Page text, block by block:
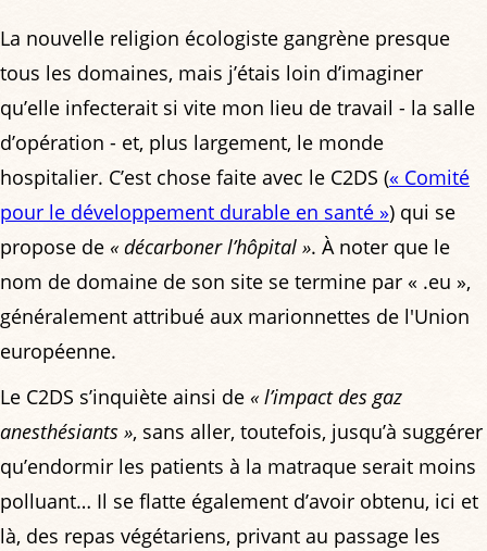
La nouvelle religion écologiste gangrène presque
tous les domaines, mais j’étais loin d’imaginer
qu’elle infecterait si vite mon lieu de travail - la salle
d’opération - et, plus largement, le monde
hospitalier. C’est chose faite avec le C2DS (« Comité
pour le développement durable en santé ») qui se
propose de « décarboner l’hôpital ». À noter que le
nom de domaine de son site se termine par « .eu »,
généralement attribué aux marionnettes de l'Union
européenne.
Le C2DS s’inquiète ainsi de « l’impact des gaz
anesthésiants », sans aller, toutefois, jusqu’à suggérer
qu’endormir les patients à la matraque serait moins
polluant… Il se flatte également d’avoir obtenu, ici et
là, des repas végétariens, privant au passage les